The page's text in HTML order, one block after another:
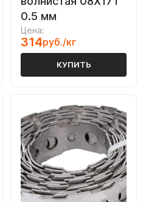
0.5 мм
Цена:
314руб./кг
КУПИТЬ